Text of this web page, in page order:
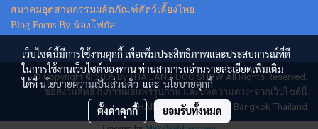
สมาคมอุตสาหกรรมผลิตภัณฑ์สัตว์เลี้ยงไทย
Blog Focus By น้องโฟกัส
© Copyright © 2005 By THAILAND DOG SHOW All Rights Reserved.
ขอสงวนสิทธิ์ในการเผยแพร่รูปภาพ และบทความต่างๆจากเว็บไซต์นี้
THAILAND DOG SHOW : Bangkok Thailand
เว็บไซต์นี้มีการใช้งานคุกกี้ เพื่อเพิ่มประสิทธิภาพและประสบการณ์ที่ดี
ในการใช้งานเว็บไซต์ของท่าน ท่านสามารถอ่านรายละเอียดเพิ่มเติม
ได้ที่นโยบายความเป็นส่วนตัวและนโยบายคุกกี้
ตั้งค่าคุกกี้ ยอมรับทั้งหมด